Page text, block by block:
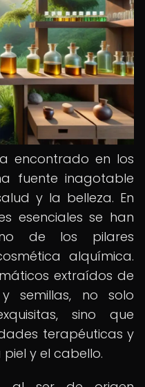
encontrado en los
fuente inagotable
y la belleza. En
esenciales se han
de los pilares
alquímica.
extraídos de
semillas, no solo
sino que
terapéuticas y
y el cabello.